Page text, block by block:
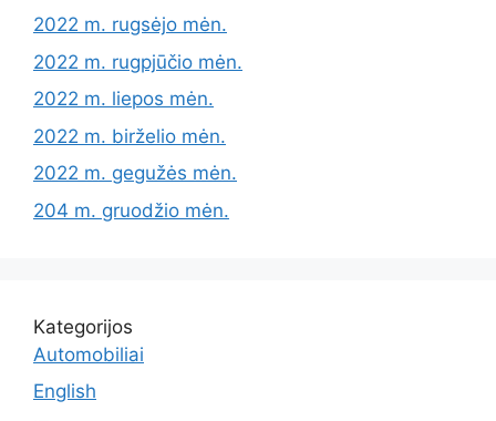
2022 m. rugsėjo mėn.
2022 m. rugpjūčio mėn.
2022 m. liepos mėn.
2022 m. birželio mėn.
2022 m. gegužės mėn.
204 m. gruodžio mėn.
Kategorijos
Automobiliai
English